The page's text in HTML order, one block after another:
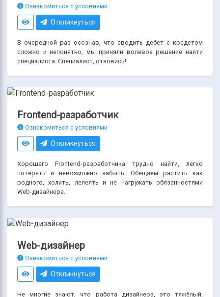
Ознакомиться с условиями
Откликнуться
В очередной раз осознав, что сводить дебет с кредетом
сложно и непонятно, мы приняли волевое решение найти
специалиста. Специалист, отзовись!
Frontend-разработчик
Ознакомиться с условиями
Откликнуться
Хорошего Frontend-разработчика трудно найти, легко
потерять и невозможно забыть. Обещаем растить как
родного, холить, лелеять и не нагружать обязанностями
Web-дизайнера.
Web-дизайнер
Ознакомиться с условиями
Откликнуться
Не многие знают, что работа дизайнера, это тяжёлый,